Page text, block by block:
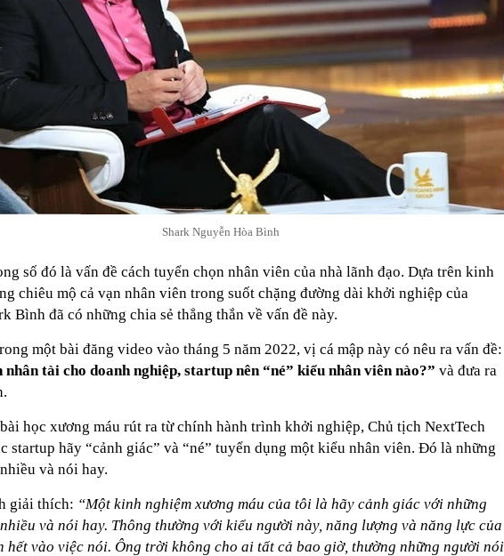
Shark Nguyễn Hòa Bình
số đó là vấn đề cách tuyển chọn nhân viên của nhà lãnh đạo. Dựa trên kinh
chiêu mộ cả vạn nhân viên trong suốt chặng đường dài khởi nghiệp của
Bình đã có những chia sẻ thẳng thắn về vấn đề này.
một bài đăng video vào tháng 5 năm 2022, vị cá mập này có nêu ra vấn đề:
nhân tài cho doanh nghiệp, startup nên “né” kiểu nhân viên nào?” và đưa ra
học xương máu rút ra từ chính hành trình khởi nghiệp, Chủ tịch NextTech
startup hãy “cảnh giác” và “né” tuyển dụng một kiểu nhân viên. Đó là những
và nói hay.
giải thích: “Một kinh nghiệm xương máu của tôi là hãy cảnh giác với những
và nói hay. Thông thường với kiểu người này, năng lượng và năng lực của
hết vào việc nói. Ông trời không cho ai tất cả bao giờ, thường những người nói